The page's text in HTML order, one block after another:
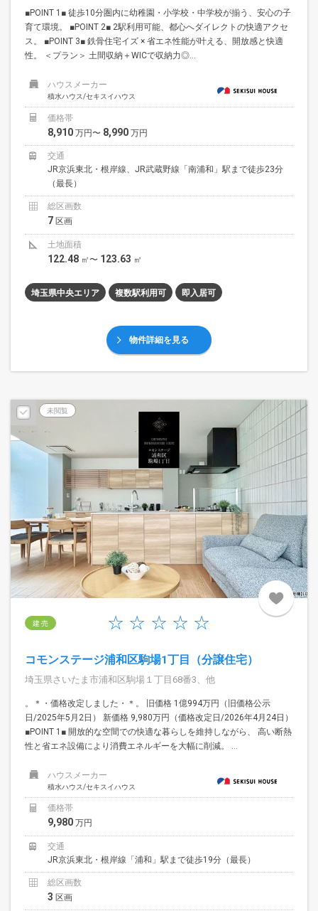
■POINT 1■ 徒歩10分圏内に幼稚園・小学校・中学校が揃う、安心の子
育て環境。 ■POINT 2■ 2駅利用可能、都心へダイレクトの快適アクセ
ス。 ■POINT 3■ 鉄骨住宅イズ × 省エネ性能が叶える、開放感と快適
性。 ＜プラン＞ 土間収納＋WICで収納力◎...
ハウスメーカー
積水ハウス/セキスイハウス
価格帯
8,910 万円〜 8,990 万円
交通
JR京浜東北・根岸線、JR武蔵野線「南浦和」駅まで徒歩23分
（最長）
総区画数
7 区画
土地面積
122.48 ㎡〜 123.63 ㎡
埼玉県中央エリア 複数駅利用可 即入居可
物件詳細を見る
未閲覧
建 売
コモンステージ浦和区駒場1丁目（分譲住宅）
埼玉県さいたま市浦和区駒場１丁目68番3、他
。＊・価格改定しました・＊。 旧価格 1億994万円（旧価格公示
日/2025年5月2日） 新価格 9,980万円（価格改定日/2026年4月24日）
■POINT 1■ 開放的な空間での快適な暮らしを維持しながら、 高い断熱
性と省エネ設備により消費エネルギーを大幅に削減。 ...
ハウスメーカー
積水ハウス/セキスイハウス
価格帯
9,980 万円
交通
JR京浜東北・根岸線「浦和」駅まで徒歩19分（最長）
総区画数
3 区画